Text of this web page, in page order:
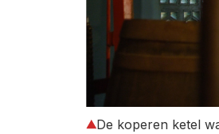
De koperen ketel